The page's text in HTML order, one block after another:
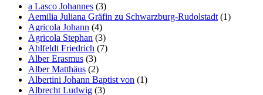
a Lasco Johannes (3)
Aemilia Juliana Gräfin zu Schwarzburg-Rudolstadt (1)
Agricola Johann (4)
Agricola Stephan (3)
Ahlfeldt Friedrich (7)
Alber Erasmus (3)
Alber Matthäus (2)
Albertini Johann Baptist von (1)
Albrecht Ludwig (3)